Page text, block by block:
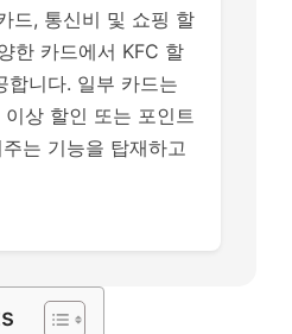
드, 통신비 및 쇼핑 할
한 카드에서 KFC 할
합니다. 일부 카드는
이상 할인 또는 포인트
는 기능을 탑재하고